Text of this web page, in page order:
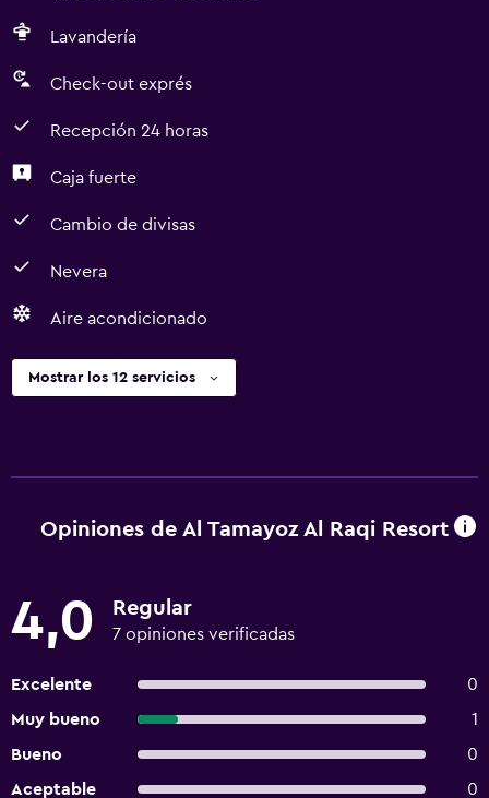
Lavandería
Check-out exprés
Recepción 24 horas
Caja fuerte
Cambio de divisas
Nevera
Aire acondicionado
Mostrar los 12 servicios
Opiniones de Al Tamayoz Al Raqi Resort
4,0 Regular
7 opiniones verificadas
Excelente
0
Muy bueno
1
Bueno
0
Aceptable
0